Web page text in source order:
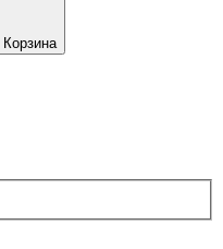
Корзина